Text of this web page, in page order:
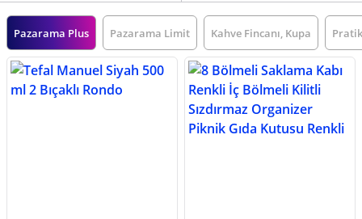
Pazarama Plus Pazarama Limit Kahve Fincanı, Kupa